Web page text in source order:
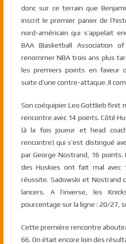
donc sur ce terrain que
inscrit le premier panier de
nord-américain qui s’appelait
BAA (Basketball Association
renommer NBA trois ans plus
les premiers points en faveur
suite d’une contre-attaque. Il
Son coéquipier Leo Gottlieb finit
rencontre avec 14 points. Côté
(à la fois joueur et head
rencontre) qui s’est distingué
par George Nostrand, 16 points.
des Huskies ont fait mal
réussite. Sadowski et Nostrand
lancers. A l’inverse, les
pourcentage sur la ligne : 20/27,
Cette première rencontre
66. On était encore loin des